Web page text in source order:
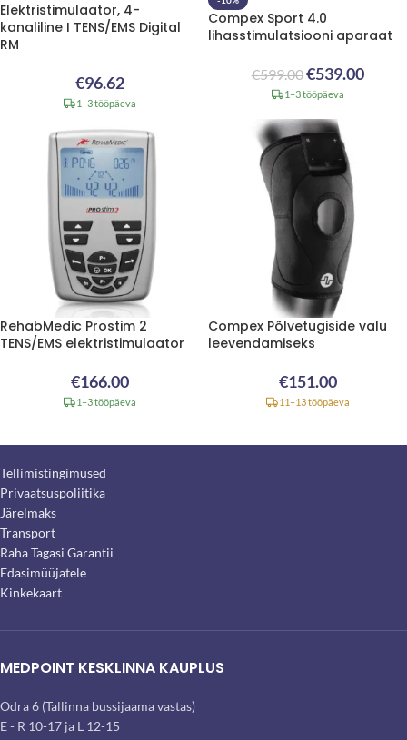
Elektristimulaator, 4-
kanaliline I TENS/EMS Digital
RM
€96.62
1–3 tööpäeva
Compex Sport 4.0
lihasstimulatsiooni aparaat
€599.00€539.00
1–3 tööpäeva
RehabMedic Prostim 2
TENS/EMS elektristimulaator
€166.00
1–3 tööpäeva
Compex Põlvetugiside valu
leevendamiseks
€151.00
11–13 tööpäeva
Tellimistingimused
Privaatsuspoliitika
Järelmaks
Transport
Raha Tagasi Garantii
Edasimüüjatele
Kinkekaart
MEDPOINT KESKLINNA KAUPLUS
Odra 6 (Tallinna bussijaama vastas)
E - R 10-17 ja L 12-15